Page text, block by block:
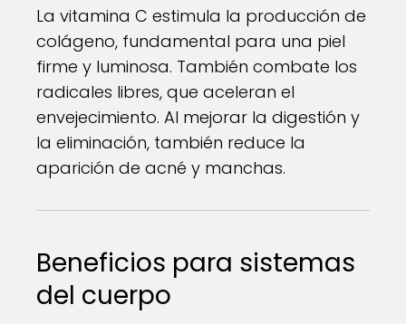
La vitamina C estimula la producción de
colágeno, fundamental para una piel
firme y luminosa. También combate los
radicales libres, que aceleran el
envejecimiento. Al mejorar la digestión y
la eliminación, también reduce la
aparición de acné y manchas.
Beneficios para sistemas
del cuerpo